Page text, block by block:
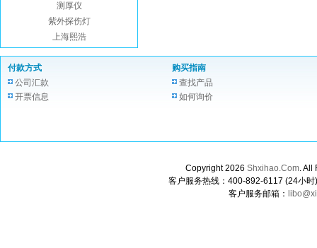
测厚仪
紫外探伤灯
上海熙浩
付款方式
公司汇款
开票信息
购买指南
查找产品
如何询价
Copyright 2026 Shxihao.Com. All
客户服务热线：400-892-6117 (24小
客户服务邮箱：